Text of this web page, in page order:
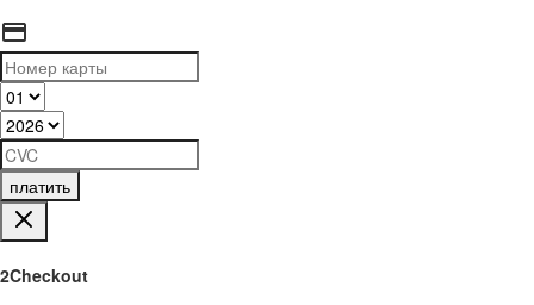
платить
2Checkout